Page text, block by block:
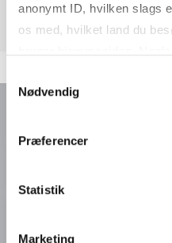
anonymt ID, hvilken slags
os med, hvilket land du
markedsføring. Du
Nødvendig
Præferencer
Statistik
Marketing
+4538152824